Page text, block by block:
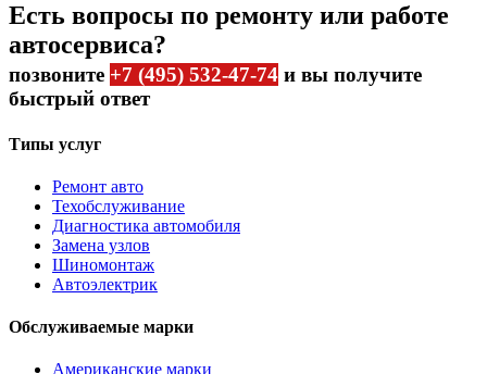
Есть вопросы по ремонту или работе
автосервиса?
позвоните +7 (495) 532-47-74 и вы получите
быстрый ответ
Типы услуг
Ремонт авто
Техобслуживание
Диагностика автомобиля
Замена узлов
Шиномонтаж
Автоэлектрик
Обслуживаемые марки
Американские марки